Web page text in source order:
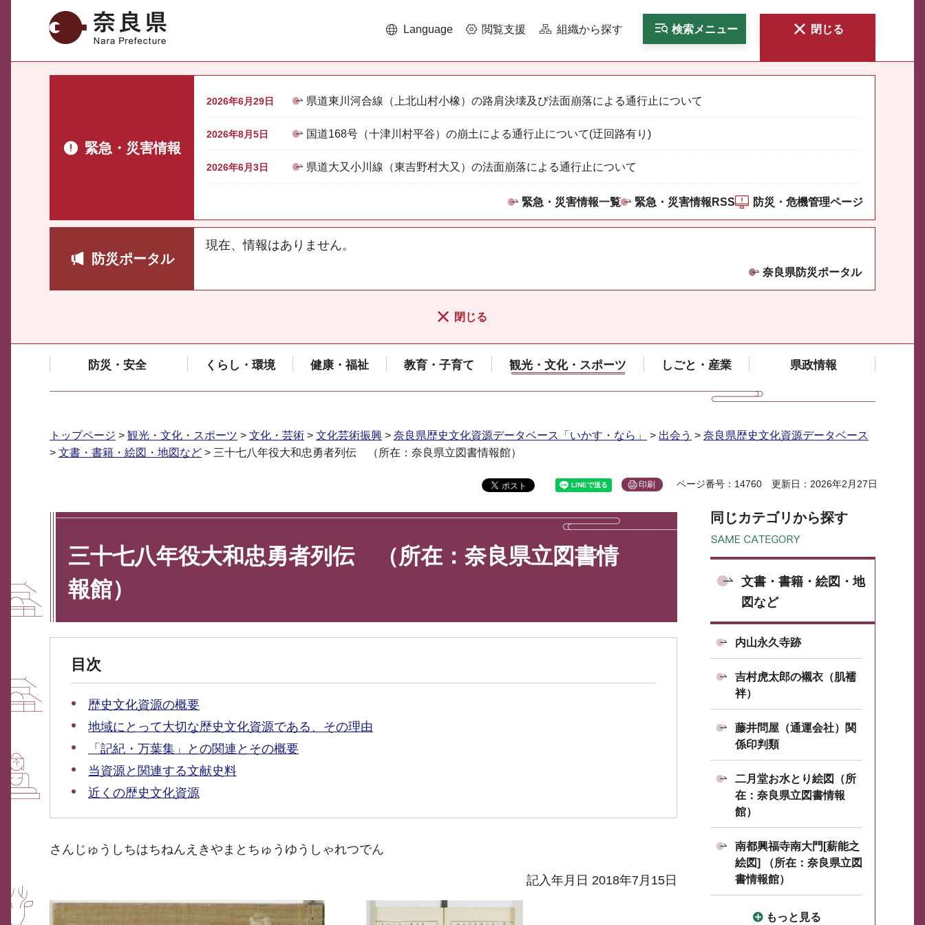
奈良県 Language 閲覧支援 組織から探す 検索メニュー 閉じる
緊急・災害情報
2026年6月29日 県道東川河合線（上北山村小橡）の路肩決壊及び法面崩落による通行止について
2026年8月5日 国道168号（十津川村平谷）の崩土による通行止について(迂回路有り)
2026年6月3日 県道大又小川線（東吉野村大又）の法面崩落による通行止について
緊急・災害情報一覧 緊急・災害情報RSS 防災・危機管理ページ
防災ポータル
現在、情報はありません。
奈良県防災ポータル
閉じる
防災・安全 くらし・環境 健康・福祉 教育・子育て 観光・文化・スポーツ しごと・産業 県政情報
トップページ > 観光・文化・スポーツ > 文化・芸術 > 文化芸術振興 > 奈良県歴史文化資源データベース「いかす・なら」 > 出会う > 奈良県歴史文化資源データベース
> 文書・書籍・絵図・地図など > 三十七八年役大和忠勇者列伝 （所在：奈良県立図書情報館）
印刷 ページ番号：14760 更新日：2026年2月27日
三十七八年役大和忠勇者列伝 （所在：奈良県立図書情
報館）
目次
歴史文化資源の概要
地域にとって大切な歴史文化資源である、その理由
「記紀・万葉集」との関連とその概要
当資源と関連する文献史料
近くの歴史文化資源
さんじゅうしちはちねんえきやまとちゅうゆうしゃれつでん
記入年月日 2018年7月15日
同じカテゴリから探す
文書・書籍・絵図・地
図など
内山永久寺跡
吉村虎太郎の襯衣（肌襦
袢）
藤井問屋（通運会社）関
係印判類
二月堂お水とり絵図（所
在：奈良県立図書情報
館）
南都興福寺南大門[薪能之
絵図] （所在：奈良県立図
書情報館）
もっと見る